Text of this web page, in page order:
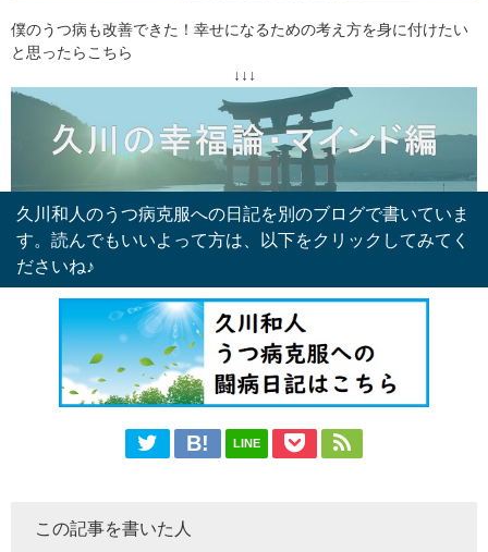
僕のうつ病も改善できた！幸せになるための考え方を身に付けたい
と思ったらこちら
↓↓↓
久川和人のうつ病克服への日記を別のブログで書いていま
す。読んでもいいよって方は、以下をクリックしてみてく
ださいね♪
LINE
この記事を書いた人